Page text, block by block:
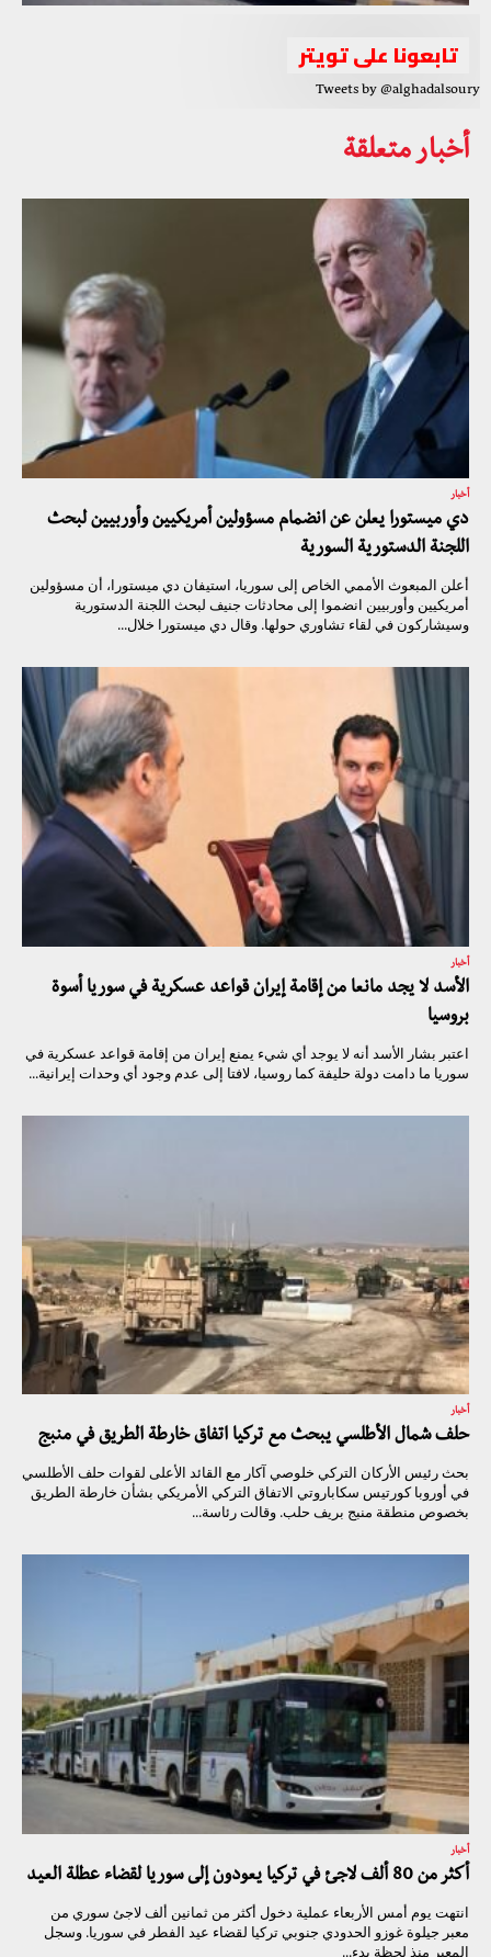
تابعونا على تويتر
Tweets by @alghadalsoury
أخبار متعلقة
أخبار
دي ميستورا يعلن عن انضمام مسؤولين أمريكيين وأوربيين لبحث
اللجنة الدستورية السورية
أعلن المبعوث الأممي الخاص إلى سوريا، استيفان دي ميستورا، أن مسؤولين
أمريكيين وأوربيين انضموا إلى محادثات جنيف لبحث اللجنة الدستورية
وسيشاركون في لقاء تشاوري حولها. وقال دي ميستورا خلال...
أخبار
الأسد لا يجد مانعا من إقامة إيران قواعد عسكرية في سوريا أسوة
بروسيا
اعتبر بشار الأسد أنه لا يوجد أي شيء يمنع إيران من إقامة قواعد عسكرية في
سوريا ما دامت دولة حليفة كما روسيا، لافتا إلى عدم وجود أي وحدات إيرانية...
أخبار
حلف شمال الأطلسي يبحث مع تركيا اتفاق خارطة الطريق في منبج
بحث رئيس الأركان التركي خلوصي آكار مع القائد الأعلى لقوات حلف الأطلسي
في أوروبا كورتيس سكاباروتي الاتفاق التركي الأمريكي بشأن خارطة الطريق
بخصوص منطقة منبج بريف حلب. وقالت رئاسة...
أخبار
أكثر من 80 ألف لاجئ في تركيا يعودون إلى سوريا لقضاء عطلة العيد
انتهت يوم أمس الأربعاء عملية دخول أكثر من ثمانين ألف لاجئ سوري من
معبر جيلوة غوزو الحدودي جنوبي تركيا لقضاء عيد الفطر في سوريا. وسجل
المعبر منذ لحظة بدء...